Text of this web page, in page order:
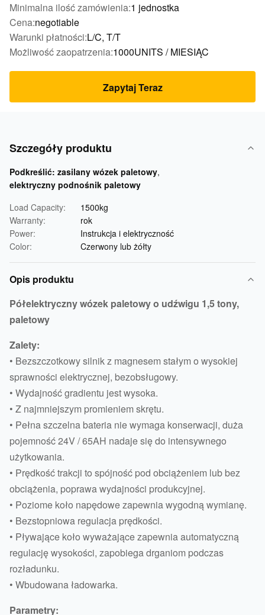
Minimalna ilość zamówienia:1 jednostka
Cena:negotiable
Warunki płatności:L/C, T/T
Możliwość zaopatrzenia:1000UNITS / MIESIĄC
Zapytaj Teraz
Szczegóły produktu
Podkreślić: zasilany wózek paletowy,
elektryczny podnośnik paletowy
Load Capacity:
1500kg
Warranty:
rok
Power:
Instrukcja i elektryczność
Color:
Czerwony lub żółty
Opis produktu
Półelektryczny wózek paletowy o udźwigu 1,5 tony,
paletowy
Zalety:
• Bezszczotkowy silnik z magnesem stałym o wysokiej
sprawności elektrycznej, bezobsługowy.
• Wydajność gradientu jest wysoka.
• Z najmniejszym promieniem skrętu.
• Pełna szczelna bateria nie wymaga konserwacji, duża
pojemność 24V / 65AH nadaje się do intensywnego
użytkowania.
• Prędkość trakcji to spójność pod obciążeniem lub bez
obciążenia, poprawa wydajności produkcyjnej.
• Poziome koło napędowe zapewnia wygodną wymianę.
• Bezstopniowa regulacja prędkości.
• Pływające koło wyważające zapewnia automatyczną
regulację wysokości, zapobiega drganiom podczas
rozładunku.
• Wbudowana ładowarka.
Parametry: